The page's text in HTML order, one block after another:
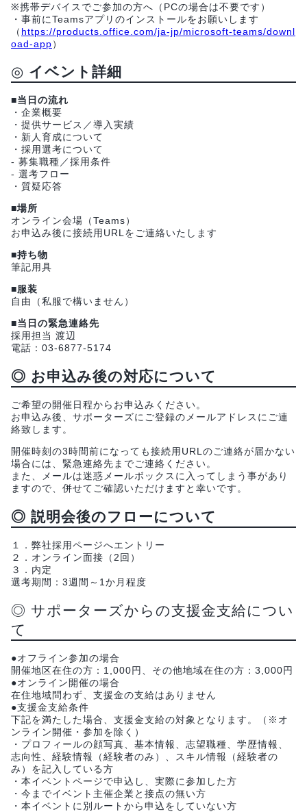
※携帯デバイスでご参加の方へ（PCの場合は不要です）
・事前にTeamsアプリのインストールをお願いします
（ https://products.office.com/ja-jp/microsoft-teams/downl
oad-app）
◎ イベント詳細
■当日の流れ
・企業概要
・提供サービス／導入実績
・新人育成について
・採用選考について
- 募集職種／採用条件
- 選考フロー
・質疑応答
■場所
オンライン会場（Teams）
お申込み後に接続用URLをご連絡いたします
■持ち物
筆記用具
■服装
自由（私服で構いません）
■当日の緊急連絡先
採用担当 渡辺
電話：03-6877-5174
◎ お申込み後の対応について
ご希望の開催日程からお申込みください。
お申込み後、サポーターズにご登録のメールアドレスにご連
絡致します。
開催時刻の3時間前になっても接続用URLのご連絡が届かない
場合には、緊急連絡先までご連絡ください。
また、メールは迷惑メールボックスに入ってしまう事があり
ますので、併せてご確認いただけますと幸いです。
◎ 説明会後のフローについて
１．弊社採用ページへエントリー
２．オンライン面接（2回）
３．内定
選考期間：3週間～1か月程度
◎ サポーターズからの支援金支給につい
て
●オフライン参加の場合
開催地区在住の方：1,000円、その他地域在住の方：3,000円
●オンライン開催の場合
在住地域問わず、支援金の支給はありません
●支援金支給条件
下記を満たした場合、支援金支給の対象となります。（※オ
ンライン開催・参加を除く）
・プロフィールの顔写真、基本情報、志望職種、学歴情報、
志向性、経験情報（経験者のみ）、スキル情報（経験者の
み）を記入している方
・本イベントページで申込し、実際に参加した方
・今までイベント主催企業と接点の無い方
・本イベントに別ルートから申込をしていない方